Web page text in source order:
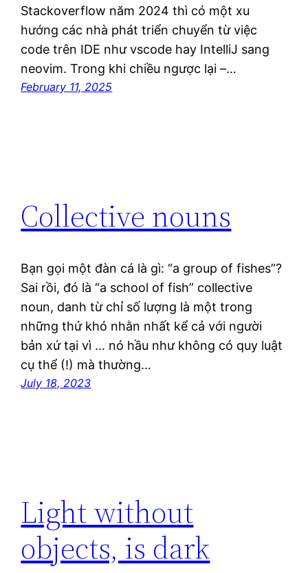
Stackoverflow năm 2024 thì có một xu
hướng các nhà phát triển chuyển từ việc
code trên IDE như vscode hay IntelliJ sang
neovim. Trong khi chiều ngược lại –…
February 11, 2025
Collective nouns
Bạn gọi một đàn cá là gì: “a group of fishes”?
Sai rồi, đó là “a school of fish” collective
noun, danh từ chỉ số lượng là một trong
những thứ khó nhằn nhất kể cả với người
bản xứ tại vì … nó hầu như không có quy luật
cụ thể (!) mà thường…
July 18, 2023
Light without
objects, is dark